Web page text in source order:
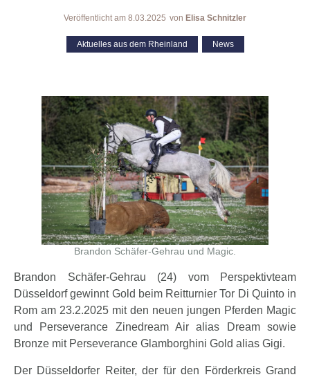
Veröffentlicht am 8.03.2025 von Elisa Schnitzler
Aktuelles aus dem Rheinland News
Brandon Schäfer-Gehrau und Magic.
Brandon Schäfer-Gehrau (24) vom Perspektivteam
Düsseldorf gewinnt Gold beim Reitturnier Tor Di Quinto in
Rom am 23.2.2025 mit den neuen jungen Pferden Magic
und Perseverance Zinedream Air alias Dream sowie
Bronze mit Perseverance Glamborghini Gold alias Gigi.
Der Düsseldorfer Reiter, der für den Förderkreis Grand